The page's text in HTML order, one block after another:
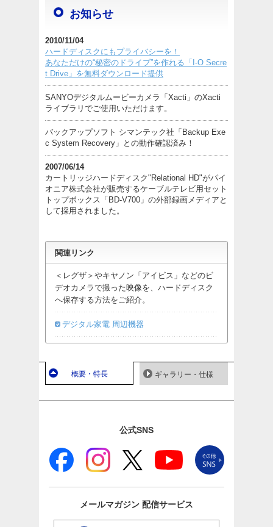
お知らせ
2010/11/04
ハードディスクにもプライバシーを！
あなただけの“秘密のドライブ”を作れる「I-O Secre
t Drive」を無料ダウンロード提供
SANYOデジタルムービーカメラ「Xacti」のXacti
ライブラリでご使用いただけます。
バックアップソフト シマンテック社「Backup Exe
c System Recovery」との動作確認済み！
2007/06/14
カートリッジハードディスク"Relational HD"がパイ
オニア株式会社が販売するケーブルテレビ用セット
トップボックス「BD-V700」の外部録画メディアと
して採用されました。
関連リンク
＜レグザ＞やキヤノン「アイビス」などのビ
デオカメラで撮った映像を、ハードディスク
へ保存する方法をご紹介。
デジタル家電 周辺機器
概要・特長 ギャラリー・仕様
公式SNS
メールマガジン 配信サービス